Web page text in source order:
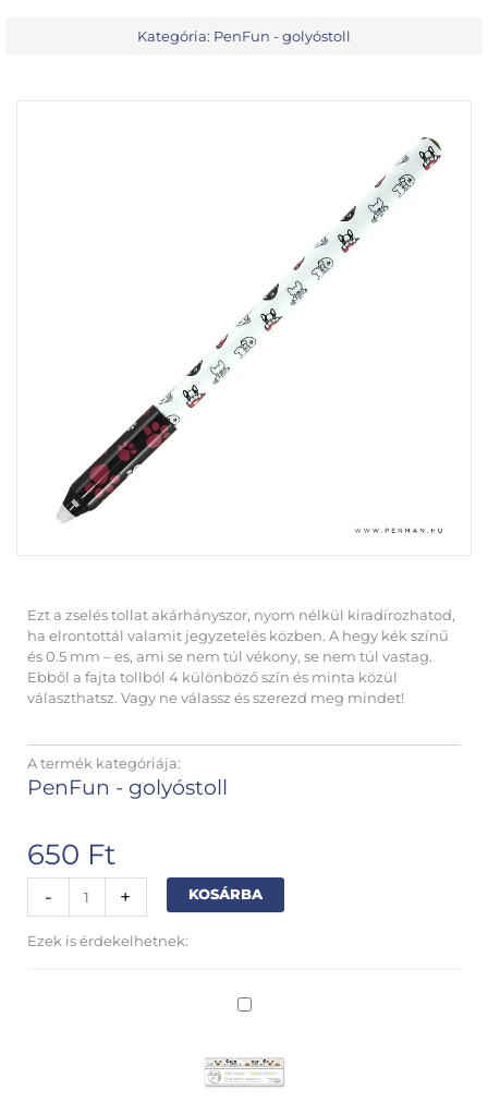
Kategória: PenFun - golyóstoll
Ezt a zselés tollat akárhányszor, nyom nélkül kiradírozhatod,
ha elrontottál valamit jegyzetelés közben. A hegy kék színű
és 0.5 mm – es, ami se nem túl vékony, se nem túl vastag.
Ebből a fajta tollból 4 különböző szín és minta közül
választhatsz. Vagy ne válassz és szerezd meg mindet!
A termék kategóriája:
PenFun - golyóstoll
650 Ft
-
radírozható
toll
fekete
+ KOSÁRBA
Ezek is érdekelhetnek:
Kutyás